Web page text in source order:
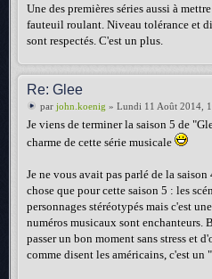
Une des premières séries aussi à
fauteuil roulant. Niveau tolérance et
sont respectés. C'est un plus.
Re: Glee
par john.koenig » Lundi 11 Août 2014,
Je viens de terminer la saison 5 de
charme de cette série musicale
Je ne vous avait pas parlé de la
chose que pour cette saison 5 : les
personnages stéréotypés mais c'est
numéros musicaux sont enchanteurs.
passer un bon moment sans stress et
comme disent les américains, c'est un